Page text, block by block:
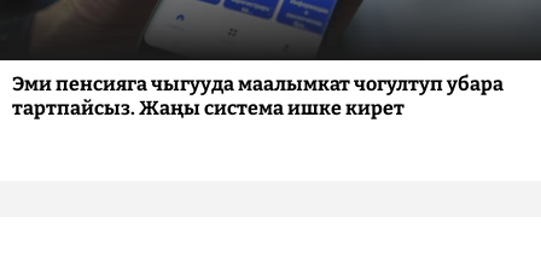
Эми пенсияга чыгууда маалымкат чогултуп убара
тартпайсыз. Жаңы система ишке кирет